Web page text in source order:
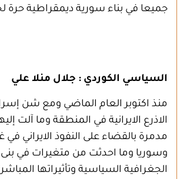
جميعا في بناء سورية ديمقراطية حرة
السياسي الكوردي : جلال منلا علي
منذ اكتوبر العام الماضي ومع شن
الاذرع الايرانية في المنطقة وما آلت
مدمرة بالقضاء على النفوذ الايراني في
وسوريا وما احدثت من متغيرات في
الجغرافية السياسية وتأثيراتها